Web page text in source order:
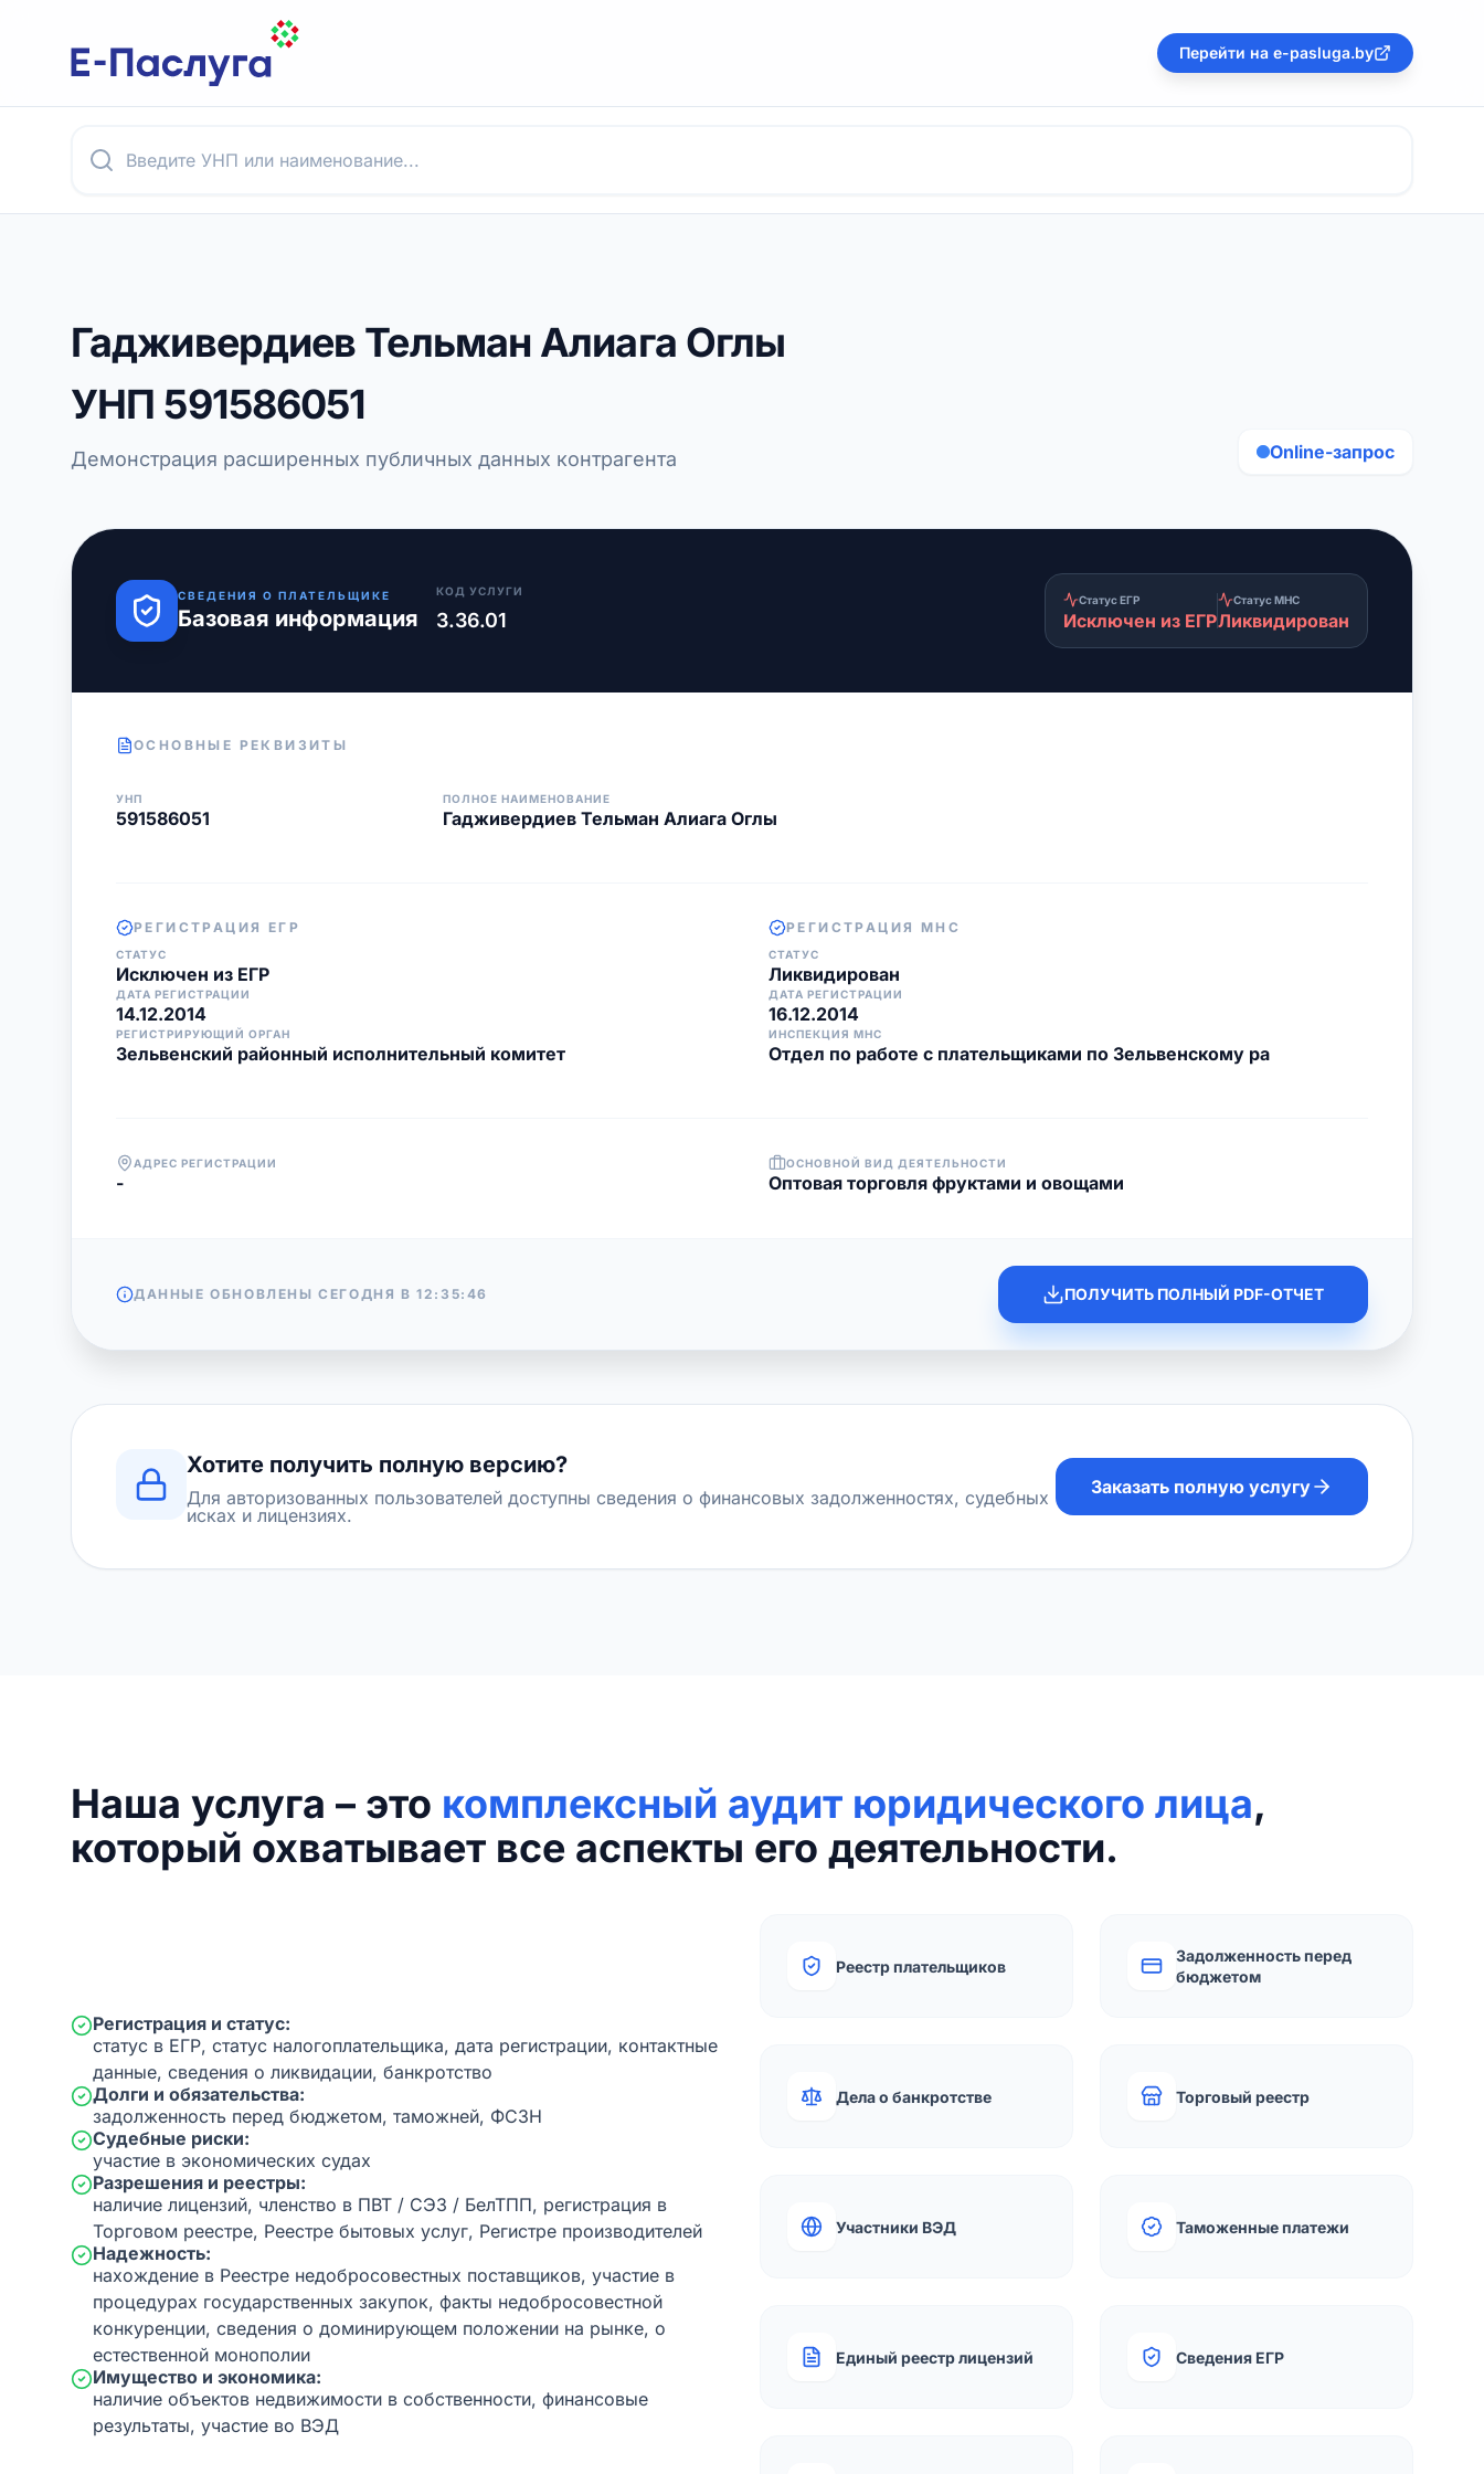
Перейти на e-pasluga.by
Гадживердиев Тельман Алиага Оглы
УНП 591586051
Демонстрация расширенных публичных данных контрагента Online-запрос
СВЕДЕНИЯ О ПЛАТЕЛЬЩИКЕ
Базовая информация
КОД УСЛУГИ
3.36.01
Статус ЕГР
Исключен из ЕГР
Статус МНС
Ликвидирован
ОСНОВНЫЕ РЕКВИЗИТЫ
УНП
591586051
ПОЛНОЕ НАИМЕНОВАНИЕ
Гадживердиев Тельман Алиага Оглы
РЕГИСТРАЦИЯ ЕГР
СТАТУС
Исключен из ЕГР
ДАТА РЕГИСТРАЦИИ
14.12.2014
РЕГИСТРИРУЮЩИЙ ОРГАН
Зельвенский районный исполнительный комитет
РЕГИСТРАЦИЯ МНС
СТАТУС
Ликвидирован
ДАТА РЕГИСТРАЦИИ
16.12.2014
ИНСПЕКЦИЯ МНС
Отдел по работе с плательщиками по Зельвенскому ра
АДРЕС РЕГИСТРАЦИИ
-
ОСНОВНОЙ ВИД ДЕЯТЕЛЬНОСТИ
Оптовая торговля фруктами и овощами
ДАННЫЕ ОБНОВЛЕНЫ СЕГОДНЯ В12:35:46 ПОЛУЧИТЬ ПОЛНЫЙ PDF-ОТЧЕТ
Хотите получить полную версию?
Для авторизованных пользователей доступны сведения о финансовых задолженностях, судебных
исках и лицензиях.
Заказать полную услугу
Наша услуга – это комплексный аудит юридического лица,
который охватывает все аспекты его деятельности.
Регистрация и статус:
статус в ЕГР, статус налогоплательщика, дата регистрации, контактные
данные, сведения о ликвидации, банкротство
Долги и обязательства:
задолженность перед бюджетом, таможней, ФСЗН
Судебные риски:
участие в экономических судах
Разрешения и реестры:
наличие лицензий, членство в ПВТ / СЭЗ / БелТПП, регистрация в
Торговом реестре, Реестре бытовых услуг, Регистре производителей
Надежность:
нахождение в Реестре недобросовестных поставщиков, участие в
процедурах государственных закупок, факты недобросовестной
конкуренции, сведения о доминирующем положении на рынке, о
естественной монополии
Имущество и экономика:
наличие объектов недвижимости в собственности, финансовые
результаты, участие во ВЭД
Реестр плательщиков
Задолженность перед
бюджетом
Дела о банкротстве Торговый реестр
Участники ВЭД Таможенные платежи
Единый реестр лицензий Сведения ЕГР